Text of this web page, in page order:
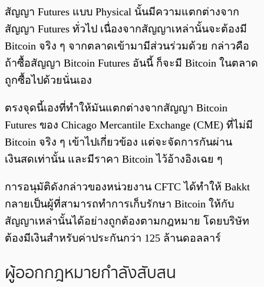
สัญญา Futures แบบ Physical นั้นมีความแตกต่างจาก
สัญญา Futures ทั่วไป เนื่องจากสัญญาเหล่านั้นจะต้องมี
Bitcoin จริง ๆ จากตลาดเข้ามามีส่วนร่วมด้วย กล่าวคือ
ถ้าซื้อสัญญา Bitcoin Futures อันนี้ ก็จะมี Bitcoin ในตลาด
ถูกซื้อไปด้วยนั่นเอง
ตรงจุดนี้เองที่ทำให้มันแตกต่างจากสัญญา Bitcoin
Futures ของ Chicago Mercantile Exchange (CME) ที่ไม่มี
Bitcoin จริง ๆ เข้าไปเกี่ยวข้อง แต่จะจัดการกันผ่าน
เงินสดเท่านั้น และมีราคา Bitcoin ไว้อ้างอิงเฉย ๆ
การอนุมัติดังกล่าวของหน่วยงาน CFTC ได้ทำให้ Bakkt
กลายเป็นผู้ที่สามารถทำการเก็บรักษา Bitcoin ให้กับ
สัญญาเหล่านั้นได้อย่างถูกต้องตามกฎหมาย โดยบริษัท
ต้องมีเงินสำหรับค่าประกันกว่า 125 ล้านดอลลาร์
ผู้ออกกฎหมายกำลังสับสน